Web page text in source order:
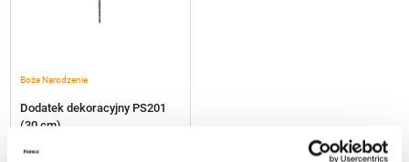
Boże Narodzenie
Dodatek dekoracyjny PS201
(30 cm)